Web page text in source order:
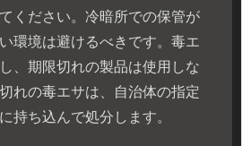
ください。冷暗所での保管が
環境は避けるべきです。毒エ
、期限切れの製品は使用しな
れの毒エサは、自治体の指定
持ち込んで処分します。